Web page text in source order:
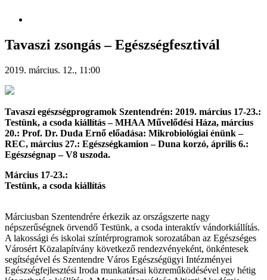
Tavaszi zsongás – Egészségfesztivál
2019. március. 12., 11:00
Tavaszi egészségprogramok Szentendrén: 2019. március 17-23.:
Testünk, a csoda kiállítás – MHAA Művelődési Háza, március
20.: Prof. Dr. Duda Ernő előadása: Mikrobiológiai énünk –
REC, március 27.: Egészségkamion – Duna korzó, április 6.:
Egészségnap – V8 uszoda.
Március 17-23.:
Testünk, a csoda kiállítás
Márciusban Szentendrére érkezik az országszerte nagy
népszerűségnek örvendő Testünk, a csoda interaktív vándorkiállítás.
A lakossági és iskolai színtérprogramok sorozatában az Egészséges
Városért Közalapítvány következő rendezvényeként, önkéntesek
segítségével és Szentendre Város Egészségügyi Intézményei
Egészségfejlesztési Iroda munkatársai közreműködésével egy hétig